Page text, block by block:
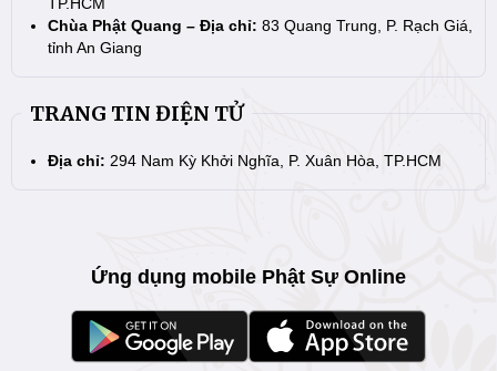
Chùa Phật Quang – Địa chỉ: 83 Quang Trung, P. Rạch Giá,
tỉnh An Giang
TRANG TIN ĐIỆN TỬ
Địa chỉ: 294 Nam Kỳ Khởi Nghĩa, P. Xuân Hòa, TP.HCM
Ứng dụng mobile Phật Sự Online